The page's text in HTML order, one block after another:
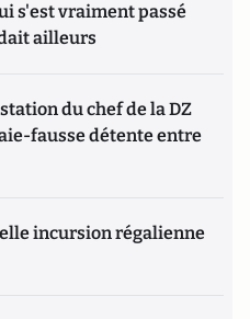
s'est vraiment passé
ailleurs
du chef de la DZ
fausse détente entre
incursion régalienne